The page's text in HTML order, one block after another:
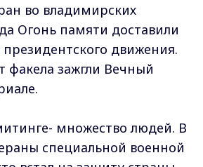
во владимирских
Огонь памяти доставили
движения.
факела зажгли Вечный
множество людей. В
специальной военной